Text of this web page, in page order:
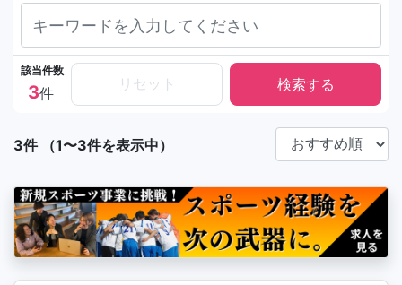
該当件数
3件
リセット
3件 （1〜3件を表示中）